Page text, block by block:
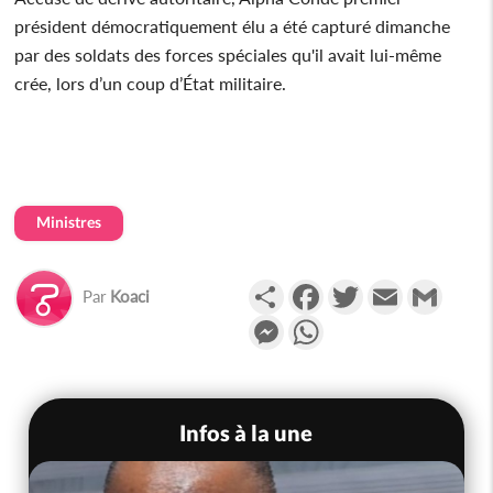
président démocratiquement élu a été capturé dimanche
par des soldats des forces spéciales qu'il avait lui-même
crée, lors d’un coup d’État militaire.
Ministres
Par Koaci PartagerFacebookTwitterEmail
Messenger
Infos à la une